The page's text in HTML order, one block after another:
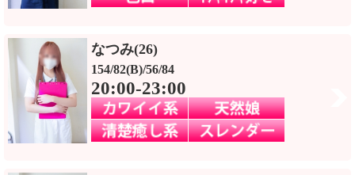
なつみ(26)
154/82(B)/56/84
20:00-23:00